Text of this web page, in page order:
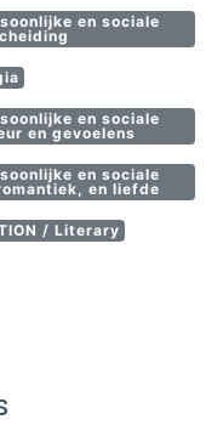
en sociale
en sociale
en gevoelens
en sociale
en liefde
/ Literary